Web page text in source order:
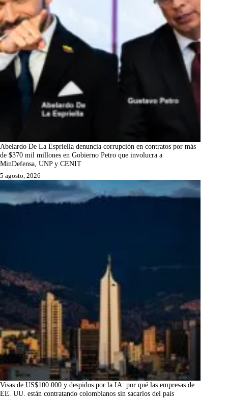
Abelardo De La Espriella denuncia corrupción en contratos por más
de $370 mil millones en Gobierno Petro que involucra a
MinDefensa, UNP y CENIT
5 agosto, 2026
Visas de US$100.000 y despidos por la IA: por qué las empresas de
EE. UU. están contratando colombianos sin sacarlos del país